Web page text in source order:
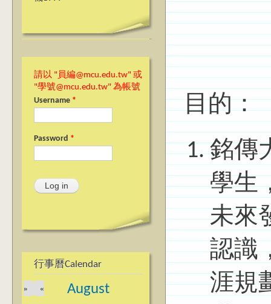
請以 "員編@mcu.edu.tw" 或
"學號@mcu.edu.tw" 為帳號
Username *
Password *
行事曆Calendar
August
«
»
目的：
銘傳
學生
未來
認識
涯規